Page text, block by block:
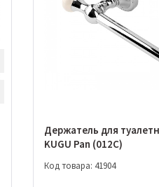
Держатель для
KUGU Pan (012C)
Код товара: 41904